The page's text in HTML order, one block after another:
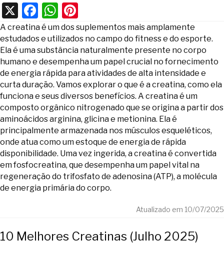
X
F
a
c
e
b
o
o
k
W
h
at
s
A
p
p
nt
er
e
st
A creatina é um dos suplementos mais amplamente
estudados e utilizados no campo do fitness e do esporte.
Ela é uma substância naturalmente presente no corpo
humano e desempenha um papel crucial no fornecimento
de energia rápida para atividades de alta intensidade e
curta duração. Vamos explorar o que é a creatina, como ela
funciona e seus diversos benefícios. A creatina é um
composto orgânico nitrogenado que se origina a partir dos
aminoácidos arginina, glicina e metionina. Ela é
principalmente armazenada nos músculos esqueléticos,
onde atua como um estoque de energia de rápida
disponibilidade. Uma vez ingerida, a creatina é convertida
em fosfocreatina, que desempenha um papel vital na
regeneração do trifosfato de adenosina (ATP), a molécula
de energia primária do corpo.
Atualizado em 10/07/2025
10 Melhores Creatinas (Julho 2025)